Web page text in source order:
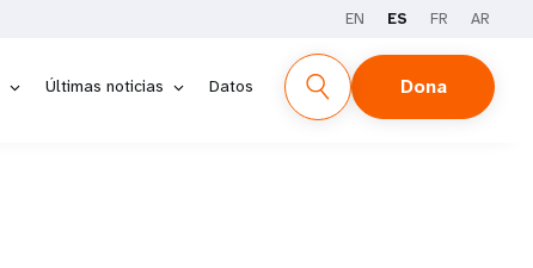
EN ES FR AR
Últimas noticias Datos Dona